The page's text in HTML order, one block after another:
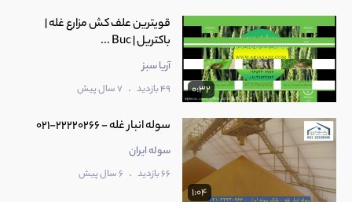
0:32
قویترین علف کش مزارع غله |
باکتریل | Buc ...
آریا سبز
49 بازدید . 7 سال پیش
1:04
سوله انبار غله - 22220266-021
سوله ایران
66 بازدید . 6 سال پیش